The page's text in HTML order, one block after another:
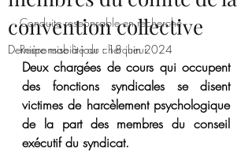
Conduite responsable en recherche
Responsabilité du chercheur
convention collective
Dernière mise à jour :18 juin 2024
Deux chargées de cours qui occupent
des fonctions syndicales se disent
victimes de harcèlement psychologique
de la part des membres du conseil
exécutif du syndicat.